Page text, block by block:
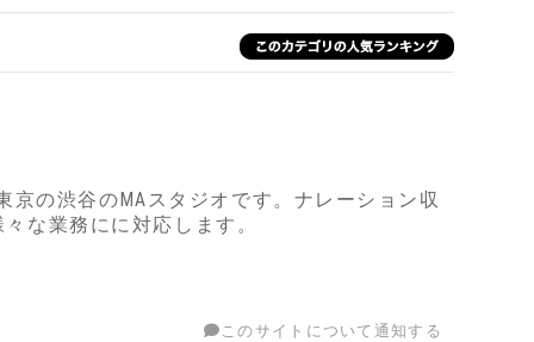
の渋谷のMAスタジオです。ナレーション収
な業務にに対応します。
このサイトについて通知する